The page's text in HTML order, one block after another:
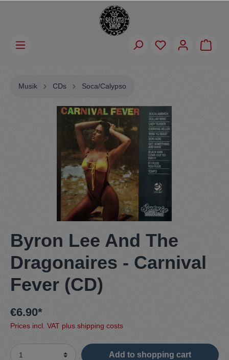
Musik CDs Soca/Calypso
Byron Lee And The
Dragonaires - Carnival
Fever (CD)
€6.90*
Prices incl. VAT plus shipping costs
Add to shopping cart